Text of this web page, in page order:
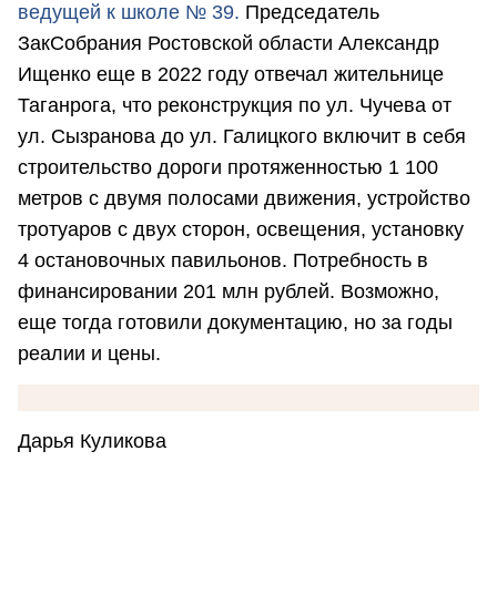
ведущей к школе № 39. Председатель
ЗакСобрания Ростовской области Александр
Ищенко еще в 2022 году отвечал жительнице
Таганрога, что реконструкция по ул. Чучева от
ул. Сызранова до ул. Галицкого включит в себя
строительство дороги протяженностью 1 100
метров с двумя полосами движения, устройство
тротуаров с двух сторон, освещения, установку
4 остановочных павильонов. Потребность в
финансировании 201 млн рублей. Возможно,
еще тогда готовили документацию, но за годы
реалии и цены.
Дарья Куликова